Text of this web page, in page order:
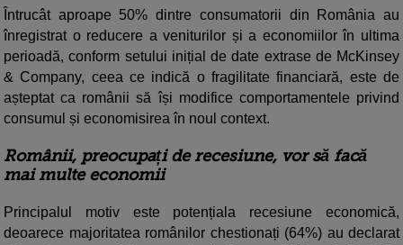
Întrucât aproape 50% dintre consumatorii din România au
înregistrat o reducere a veniturilor și a economiilor în ultima
perioadă, conform setului inițial de date extrase de McKinsey
& Company, ceea ce indică o fragilitate financiară, este de
așteptat ca românii să își modifice comportamentele privind
consumul și economisirea în noul context.
Românii, preocupați de recesiune, vor să facă
mai multe economii
Principalul motiv este potențiala recesiune economică,
deoarece majoritatea românilor chestionați (64%) au declarat